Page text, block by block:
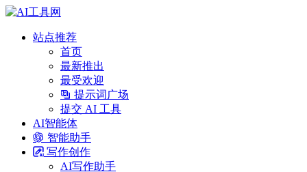
站点推荐
首页
最新推出
最受欢迎
提示词广场
提交 AI 工具
AI智能体
智能助手
写作创作
AI写作助手